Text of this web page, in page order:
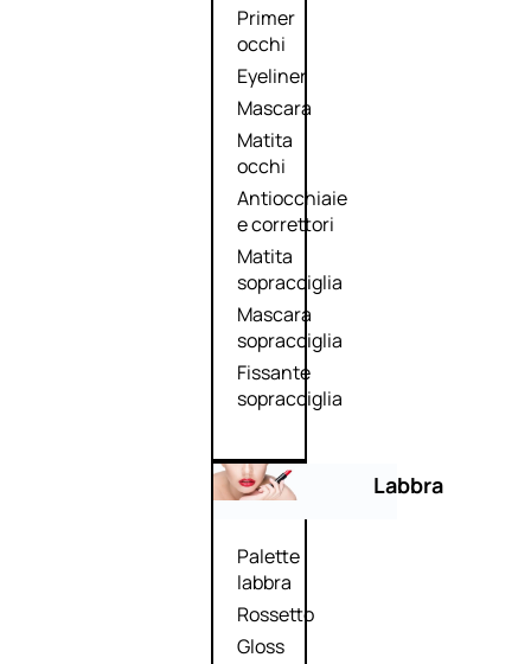
Primer
occhi
Eyeliner
Mascara
Matita
occhi
Antiocchiaie
e correttori
Matita
sopracciglia
Mascara
sopracciglia
Fissante
sopracciglia
Labbra
Palette
labbra
Rossetto
Gloss